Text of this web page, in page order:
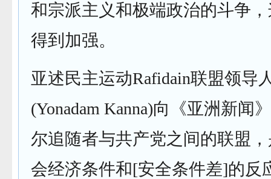
和宗派主义和极端政治的斗争
得到加强。
亚述民主运动Rafidain联盟领导
(Yonadam Kanna)向《亚洲新闻
尔追随者与共产党之间的联盟
会经济条件和[安全条件差]的反